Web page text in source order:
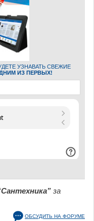
УЗНАВАТЬ СВЕЖИЕ
ИЗ ПЕРВЫХ!
за
ОБСУДИТЬ НА ФОРУМЕ